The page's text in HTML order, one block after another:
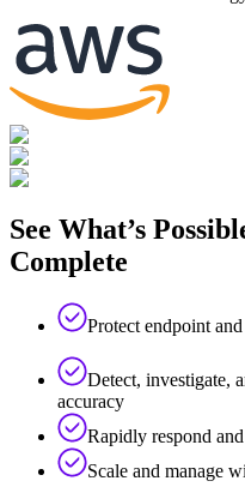
See What’s
Complete
Protect endpoint
Detect, investigate,
accuracy
Rapidly respond
Scale and manage